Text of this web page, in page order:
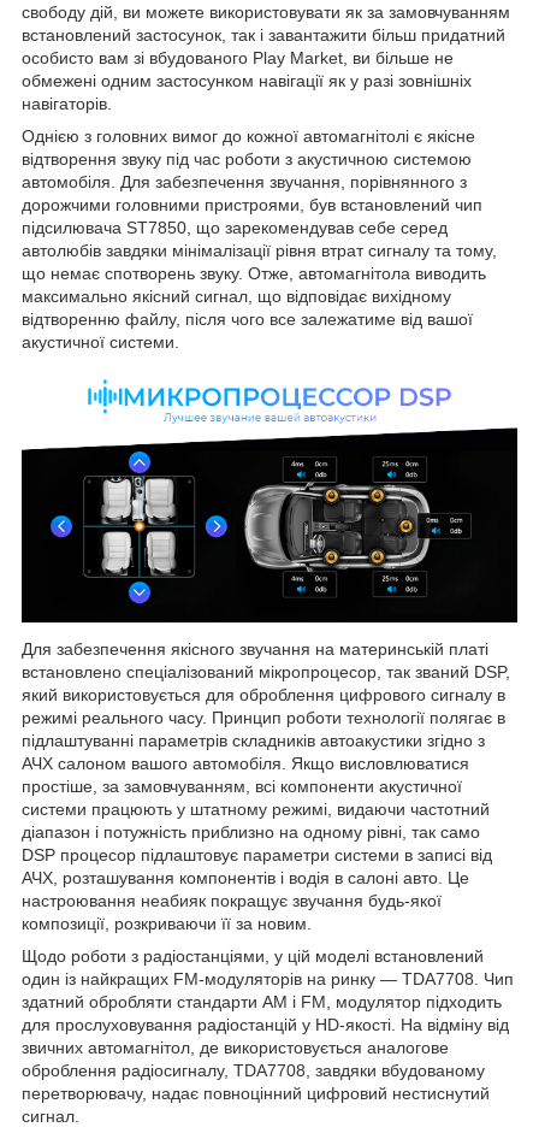
свободу дій, ви можете використовувати як за замовчуванням
встановлений застосунок, так і завантажити більш придатний
особисто вам зі вбудованого Play Market, ви більше не
обмежені одним застосунком навігації як у разі зовнішніх
навігаторів.
Однією з головних вимог до кожної автомагнітолі є якісне
відтворення звуку під час роботи з акустичною системою
автомобіля. Для забезпечення звучання, порівнянного з
дорожчими головними пристроями, був встановлений чип
підсилювача ST7850, що зарекомендував себе серед
автолюбів завдяки мінімалізації рівня втрат сигналу та тому,
що немає спотворень звуку. Отже, автомагнітола виводить
максимально якісний сигнал, що відповідає вихідному
відтворенню файлу, після чого все залежатиме від вашої
акустичної системи.
Для забезпечення якісного звучання на материнській платі
встановлено спеціалізований мікропроцесор, так званий DSP,
який використовується для оброблення цифрового сигналу в
режимі реального часу. Принцип роботи технології полягає в
підлаштуванні параметрів складників автоакустики згідно з
АЧХ салоном вашого автомобіля. Якщо висловлюватися
простіше, за замовчуванням, всі компоненти акустичної
системи працюють у штатному режимі, видаючи частотний
діапазон і потужність приблизно на одному рівні, так само
DSP процесор підлаштовує параметри системи в записі від
АЧХ, розташування компонентів і водія в салоні авто. Це
настроювання неабияк покращує звучання будь-якої
композиції, розкриваючи її за новим.
Щодо роботи з радіостанціями, у цій моделі встановлений
один із найкращих FM-модуляторів на ринку — TDA7708. Чип
здатний обробляти стандарти AM і FM, модулятор підходить
для прослуховування радіостанцій у HD-якості. На відміну від
звичних автомагнітол, де використовується аналогове
оброблення радіосигналу, TDA7708, завдяки вбудованому
перетворювачу, надає повноцінний цифровий нестиснутий
сигнал.